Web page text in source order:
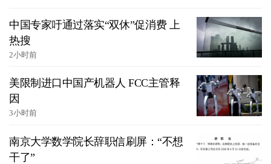
中国专家吁通过落实“双休”促消费 上
热搜
2小时前
美限制进口中国产机器人 FCC主管释
因
3小时前
南京大学数学院长辞职信刷屏：“不想
干了”